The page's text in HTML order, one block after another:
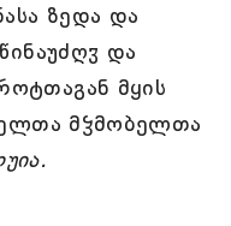
ზედა და
და
მყის
მჴმობელთა